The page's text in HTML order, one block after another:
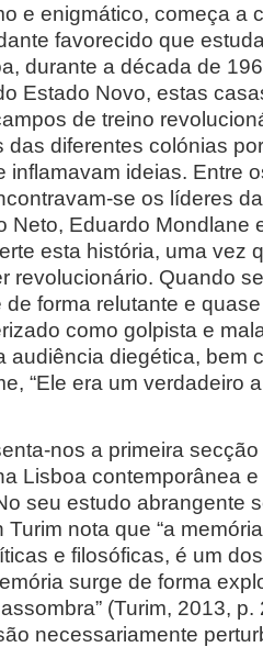
e enigmático, começa a
favorecido que
durante a década de
Estado Novo, estas
de treino
das diferentes colónias
inflamavam ideias. Entre
se os líderes
Neto, Eduardo Mondlane
esta história, uma vez
revolucionário. Quando
de forma relutante e
como golpista e
audiência diegética, bem
“Ele era um verdadeiro
nos a primeira
Lisboa contemporânea
seu estudo abrangente
nota que “a
e filosóficas, é um
surge de forma
(Turim, 2013,
necessariamente